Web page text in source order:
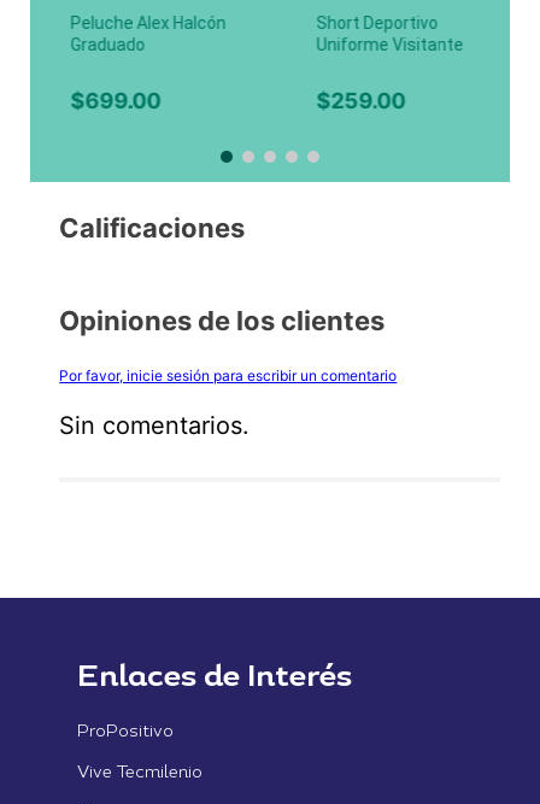
Peluche Alex Halcón
Graduado
$699.00
Short Deportivo
Uniforme Visitante
Limón
$259.00
Calificaciones
Opiniones de los clientes
Por favor, inicie sesión para escribir un comentario
Sin comentarios.
Enlaces de Interés
ProPositivo
Vive Tecmilenio